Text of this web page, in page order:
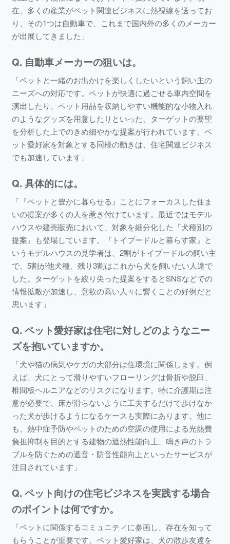
在、多くの産業がペット関連ビジネスに熱視線を送ってお
り、その1つは自動車で、これまで国内外の多くのメーカー
が出展してきました」
Q. 自動車メーカーの狙いは。
「ペットと一緒のお出かけを楽しくしたいという飼い主の
ニーズへの対応です。ペットが快適に過ごせる車内空間を
演出したり、ペット用品を収納しやすい機能的な小物入れ
のようなグッズを用意したりといった、ターゲットの要望
を分析した上でのきめ細やかな提案が行われています。ペ
ット愛好家を対象とする同様の動きは、住宅関連ビジネス
でも加速しています」
Q. 具体的には。
「『ペットと豊かに暮らせる』ことにフォーカスした住ま
いの提案が多くの人を惹き付けています。最近ではモデル
ハウスや建売販売において、対象を細分化した『犬種別の
提案』も登場しています。『トイプードルと暮らす家』と
いうモデルハウスの見学者は、2割がトイプードルの飼い主
で、5割が他犬種、残り3割はこれから犬を飼いたい人達で
した。ターゲットを絞り尖った提案をするとSNSなどでの
情報拡散が加速し、意欲の高い人々に響くことの好例だと
思います」
Q. ペット愛好家は住宅に対しどのようなニー
ズを抱いていますか。
「犬や猫の病気やケガの大部分は住環境に関係します。例
えば、犬にとって滑りやすいフローリングは骨折や脱臼、
椎間板ヘルニアなどのリスクになります。特に介護期は注
意が必要で、床が滑らないように工夫するだけで歩けなか
った犬が歩けるようになるケースも実際にあります。他に
も、熱中症予防やペットのための空調の使用による光熱費
負担抑制を目的とする建物の遮熱性能向上、鳴き声のトラ
ブルを防ぐための遮音・防音性能向上といったサービスが
注目されています」
Q. ペット向けの住宅ビジネスを実践する場合
のポイントは何ですか。
「ペットに関係するコミュニティに参画し、存在を知って
もらうことが重要です。ペット愛好家は、犬の散歩友達を